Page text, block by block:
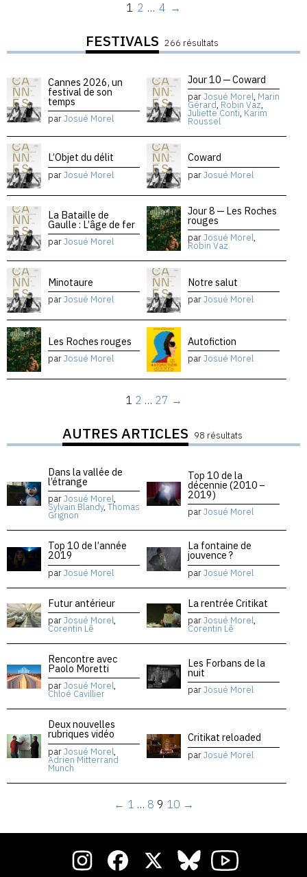
1 2 … 4 →
FESTIVALS 266 résultats
Cannes 2026, un
festival de son
temps
parJosué Morel
Jour 10 — Coward
parJosué Morel, Marin
Gérard, Robin Vaz,
Juliette Conti, Karim
Roussel
L’Objet du délit
parJosué Morel
Coward
parJosué Morel
La Bataille de
Gaulle : L’âge de fer
parJosué Morel
Jour 8 — Les Roches
rouges
parJosué Morel,
Robin Vaz
Minotaure
parJosué Morel
Notre salut
parJosué Morel
Les Roches rouges
parJosué Morel
Autofiction
parJosué Morel
1 2 … 27 →
AUTRES ARTICLES 98 résultats
Dans la vallée de
l’étrange
parJosué Morel,
Sylvain Blandy, Thomas
Grignon
Top 10 de la
décennie (2010 –
2019)
parJosué Morel
Top 10 de l’année
2019
parJosué Morel
La fontaine de
jouvence ?
parJosué Morel
Futur antérieur
parJosué Morel,
Corentin Lê
La rentrée Critikat
parJosué Morel,
Corentin Lê
Rencontre avec
Paolo Moretti
parJosué Morel,
Chloé Cavillier
Les Forbans de la
nuit
parJosué Morel
Deux nouvelles
rubriques vidéo
parJosué Morel,
Adrien Mitterrand
Munch
Critikat reloaded
parJosué Morel
← 1 … 8 9 10 →